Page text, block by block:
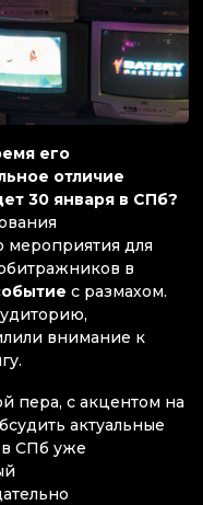
его
отличие
30 января в СПб?
мероприятия для
в
с размахом.
внимание к
пера, с акцентом на
актуальные
в СПб уже